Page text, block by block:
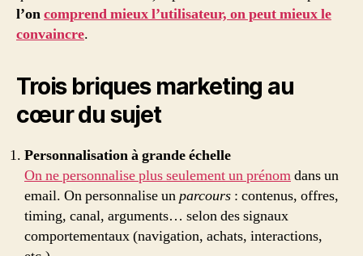
l’oncomprend mieux l’utilisateur, on peut mieux le
convaincre.
Trois briques marketing au
cœur du sujet
Personnalisation à grande échelle
On ne personnalise plus seulement un prénomdans un
email. On personnalise unparcours : contenus, offres,
timing, canal, arguments… selon des signaux
comportementaux (navigation, achats, interactions,